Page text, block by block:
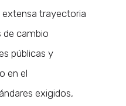
extensa trayectoria
cambio
públicas y
en el
exigidos,